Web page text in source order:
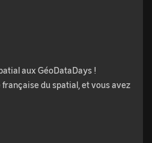
aux GéoDataDays !
du spatial, et vous avez